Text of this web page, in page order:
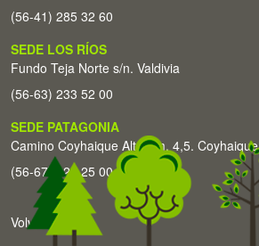
(56-41) 285 32 60
SEDE LOS RÍOS
Fundo Teja Norte s/n. Valdivia
(56-63) 233 52 00
SEDE PATAGONIA
Camino Coyhaique Alto Km. 4,5. Coyhaique
(56-67) 226 25 00
Volver arriba